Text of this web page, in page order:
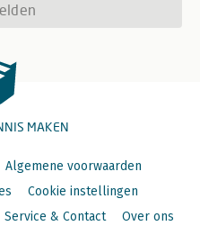
MAKEN
Algemene voorwaarden
Cookie instellingen
Service & Contact Over ons